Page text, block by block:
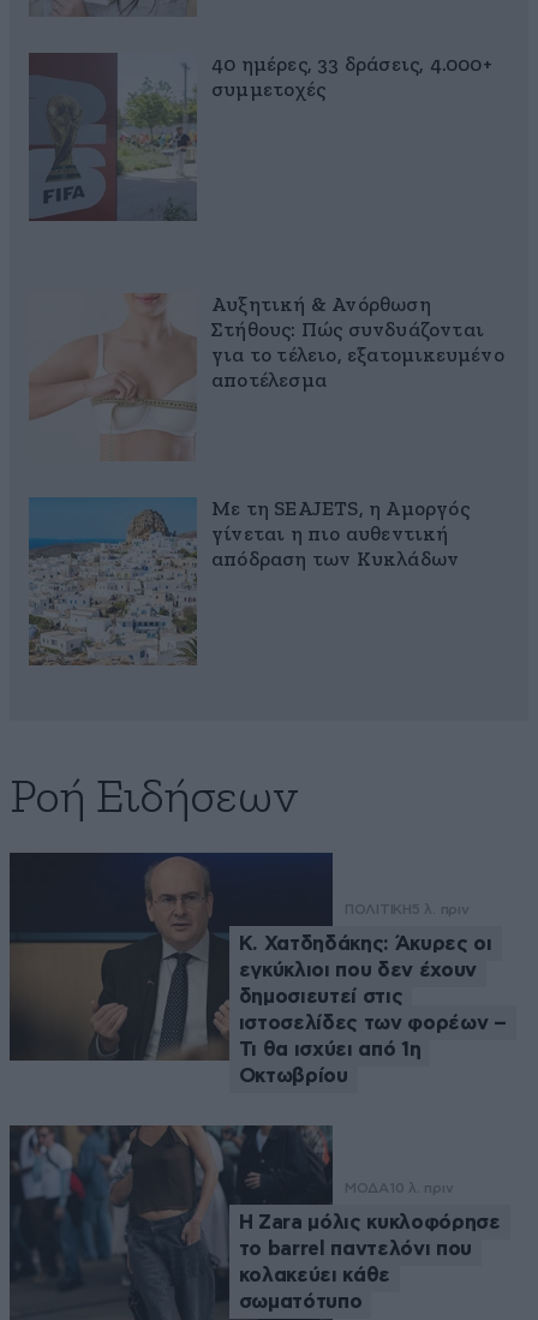
40 ημέρες, 33 δράσεις, 4.000+
συμμετοχές
Αυξητική & Ανόρθωση
Στήθους: Πώς συνδυάζονται
για το τέλειο, εξατομικευμένο
αποτέλεσμα
Με τη SEAJETS, η Αμοργός
γίνεται η πιο αυθεντική
απόδραση των Κυκλάδων
Ροή Ειδήσεων
ΠΟΛΙΤΙΚΗ5 λ. πριν
Κ. Χατδηδάκης: Άκυρες οι
εγκύκλιοι που δεν έχουν
δημοσιευτεί στις
ιστοσελίδες των φορέων –
Τι θα ισχύει από 1η
Οκτωβρίου
ΜΟΔΑ 10 λ. πριν
Η Zara μόλις κυκλοφόρησε
το barrel παντελόνι που
κολακεύει κάθε
σωματότυπο